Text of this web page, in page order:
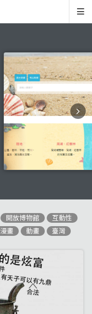
開放博物館
互動性
漫畫 動畫 臺灣